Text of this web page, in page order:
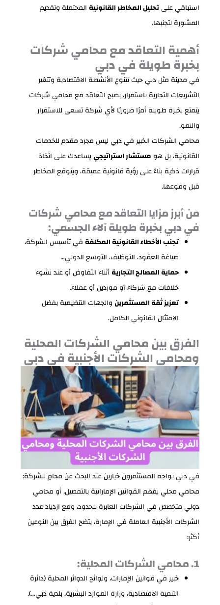
استباقي علىتحليل المخاطر القانونية المحتملة وتقديم
المشورة لتجنبها.
أهمية التعاقد مع محامي شركات
بخبرة طويلة في دبي
في مدينة مثل دبي حيث تتنوع الأنشطة الاقتصادية وتتغير
التشريعات التجارية باستمرار، يصبح التعاقد مع محامي شركات
يتمتع بخبرة طويلة أمرًا ضروريًا لأي شركة تسعى للاستقرار
والنمو.
محامي الشركات الخبير في دبي ليس مجرد مقدم للخدمات
القانونية، بل هو مستشار استراتيجييساعدك على اتخاذ
قرارات ذكية بناءً على رؤية قانونية عميقة، ويتوقع المخاطر
قبل وقوعها.
من أبرز مزايا التعاقد مع محامي شركات
في دبي بخبرة طويلة آلاء الجسمي:
تجنب الأخطاء القانونية المكلفة في تأسيس الشركة،
صياغة العقود، التوظيف، التوسع الدولي…
حماية المصالح التجاريةأثناء التفاوض أو عند نشوء
خلافات مع شركاء أو موردين أو عملاء.
تعزيز ثقة المستثمرينوالجهات التنظيمية بفضل
الامتثال القانوني الكامل.
الفرق بين محامي الشركات المحلية
ومحامي الشركات الأجنبية في دبي
في دبي يواجه المستثمرون خيارين عند البحث عن محامٍ للشركة:
محامي محلي يفهم القوانين الإماراتية بالتفصيل، أو محامي
دولي متخصص في الشركات العابرة للحدود، ومع ازدياد عدد
الشركات الأجنبية العاملة في الإمارة، يتضح الفرق بين النوعين
أكثر:
1. محامي الشركات المحلية:
خبير في قوانين الإمارات، ولوائح الدوائر المحلية (دائرة
التنمية الاقتصادية، وزارة الموارد البشرية، بلدية دبي…).